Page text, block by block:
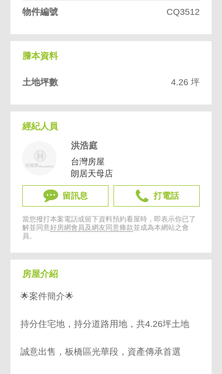
物件編號 CQ3512
謄本資料
土地坪數 4.26 坪
經紀人員
洪浩庭
台灣房屋
朗居天母店
留訊息 打電話
當您撥打本案電話或留下資料預約看屋時，即表示你已了
解並同意好房網會員及網友同意條款並成為本網站之會
員。
房屋介紹
🌟案件簡介🌟
持分住宅地，持分道路用地，共4.26坪土地
誠意出售，板橋區光華段，資產傳承首選